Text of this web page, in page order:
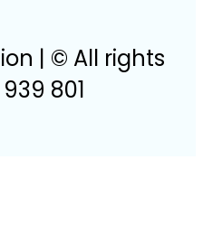
| © All rights
801